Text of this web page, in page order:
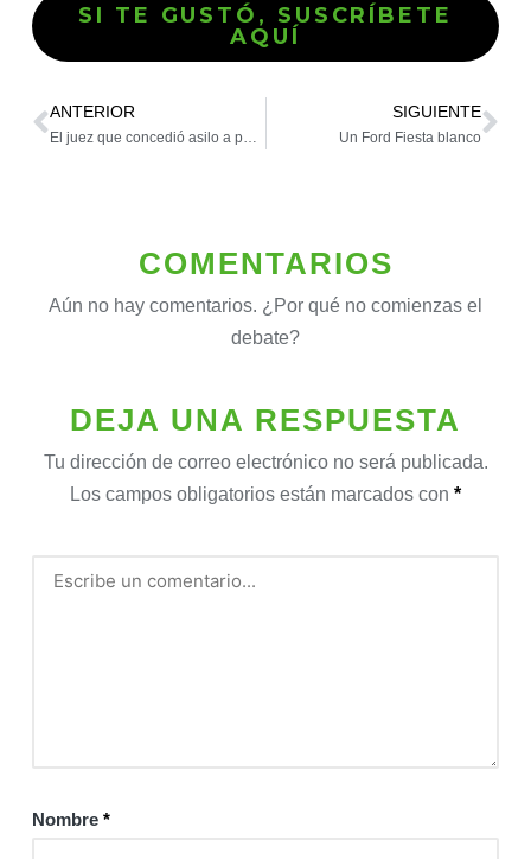
SI TE GUSTÓ, SUSCRÍBETE
AQUÍ
ANTERIOR
El juez que concedió asilo a peruanos extorsionados
SIGUIENTE
Un Ford Fiesta blanco
COMENTARIOS
Aún no hay comentarios. ¿Por qué no comienzas el
debate?
DEJA UNA RESPUESTA
Tu dirección de correo electrónico no será publicada.
Los campos obligatorios están marcados con *
Nombre *